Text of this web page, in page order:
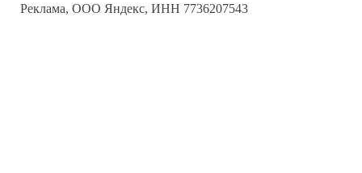
Реклама, ООО Яндекс, ИНН 7736207543